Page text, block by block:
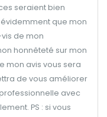
seraient bien
évidemment que mon
de mon
honnêteté sur mon
mon avis vous sera
de vous améliorer
avec
PS : si vous